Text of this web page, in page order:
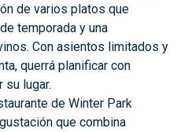
de varios platos que
temporada y una
Con asientos limitados y
querrá planificar con
su lugar.
de Winter Park
que combina